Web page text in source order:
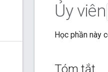
Ủy viên
Học phần này
Tóm tắt